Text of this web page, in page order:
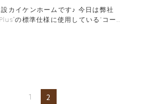
カイケンホームです♪ 今日は弊社
の標準仕様に使用している“コー…
1 2